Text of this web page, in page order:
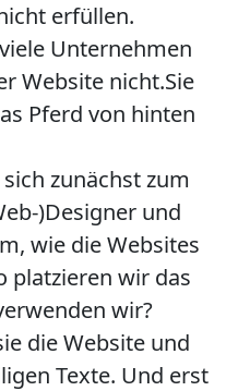
erfüllen.
Unternehmen
Website nicht.Sie
Pferd von hinten
zunächst zum
)Designer und
wie die Websites
platzieren wir das
wir?
die Website und
Texte. Und erst